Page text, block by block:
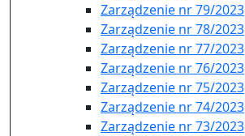
Zarządzenie nr 79/2023
Zarządzenie nr 78/2023
Zarządzenie nr 77/2023
Zarządzenie nr 76/2023
Zarządzenie nr 75/2023
Zarządzenie nr 74/2023
Zarządzenie nr 73/2023